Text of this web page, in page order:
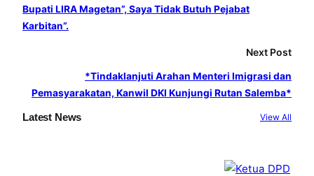
k
a
Bupati LIRA Magetan”, Saya Tidak Butuh Pejabat
Karbitan”.
Next Post
*Tindaklanjuti Arahan Menteri Imigrasi dan
Pemasyarakatan, Kanwil DKI Kunjungi Rutan Salemba*
Latest News View All